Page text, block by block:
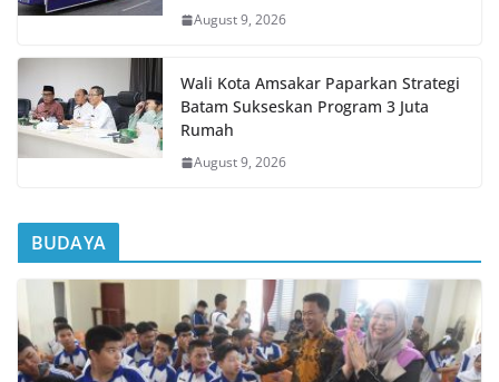
August 9, 2026
Wali Kota Amsakar Paparkan Strategi
Batam Sukseskan Program 3 Juta
Rumah
August 9, 2026
BUDAYA